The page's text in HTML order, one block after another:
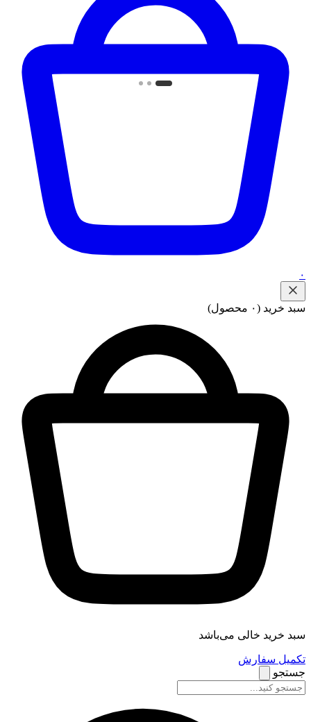
۰
سبد خرید (۰ محصول)
سبد خرید خالی می‌باشد
تکمیل سفارش
جستجو